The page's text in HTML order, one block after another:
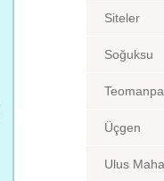
Siteler
Soğuksu
Üçgen
Ulus